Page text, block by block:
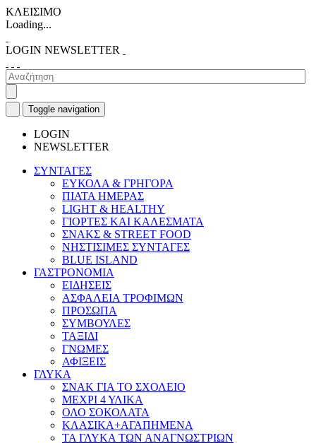
ΚΛΕΙΣΙΜΟ
Loading...
LOGIN NEWSLETTER
Toggle navigation
LOGIN
NEWSLETTER
ΣΥΝΤΑΓΕΣ
ΕΥΚΟΛΑ & ΓΡΗΓΟΡΑ
ΠΙΑΤΑ ΗΜΕΡΑΣ
LIGHT & HEALTHY
ΓΙΟΡΤΕΣ ΚΑΙ ΚΑΛΕΣΜΑΤΑ
ΣΝΑΚΣ & STREET FOOD
ΝΗΣΤΙΣΙΜΕΣ ΣΥΝΤΑΓΕΣ
BLUE ISLAND
ΓΑΣΤΡΟΝΟΜΙΑ
ΕΙΔΗΣΕΙΣ
ΑΣΦΑΛΕΙΑ ΤΡΟΦΙΜΩΝ
ΠΡΟΣΩΠΑ
ΣΥΜΒΟΥΛΕΣ
ΤΑΞΙΔΙ
ΓΝΩΜΕΣ
ΑΦΙΞΕΙΣ
ΓΛΥΚΑ
ΣΝΑΚ ΓΙΑ ΤΟ ΣΧΟΛΕΙΟ
ΜΕΧΡΙ 4 ΥΛΙΚΑ
ΟΛΟ ΣΟΚΟΛΑΤΑ
ΚΛΑΣΙΚΑ+ΑΓΑΠΗΜΕΝΑ
ΤΑ ΓΛΥΚΑ ΤΩΝ ΑΝΑΓΝΩΣΤΡΙΩΝ